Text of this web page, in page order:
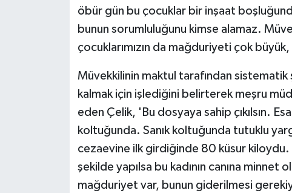
öbür gün bu çocuklar bir inşaat
bunun sorumluluğunu kimse alamaz.
çocuklarımızın da mağduriyeti çok
Müvekkilinin maktul tarafından
kalmak için işlediğini belirterek meşru
eden Çelik, 'Bu dosyaya sahip çıkılsın.
koltuğunda. Sanık koltuğunda tutuklu
cezaevine ilk girdiğinde 80 küsur kiloydu.
şekilde yapılsa bu kadının canına
mağduriyet var, bunun giderilmesi